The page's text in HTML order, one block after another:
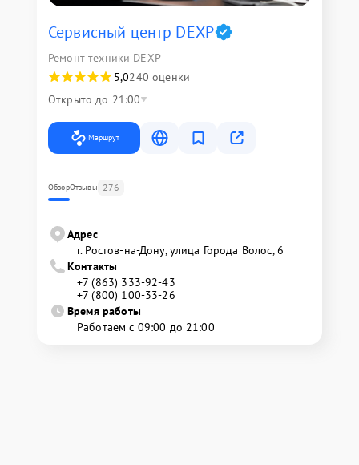
Сервисный центр DEXP
Ремонт техники DEXP
5,0240 оценки
Открыто до 21:00
Маршрут
ОбзорОтзывы 276
Адрес
г. Ростов-на-Дону, улица Города Волос, 6
Контакты
+7 (863) 333-92-43
+7 (800) 100-33-26
Время работы
Работаем с 09:00 до 21:00